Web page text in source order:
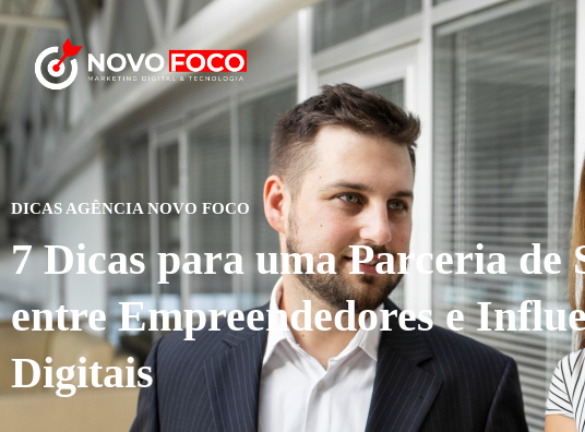
DICAS AGÊNCIA NOVO FOCO
7 Dicas para uma Parceria de
entre Empreendedores e
Digitais